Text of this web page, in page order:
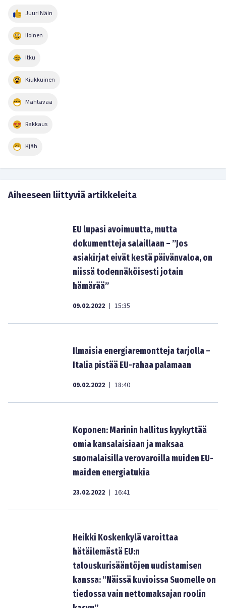
Juuri Näin
Iloinen
Itku
Kiukkuinen
Mahtavaa
Rakkaus
Kjäh
Aiheeseen liittyviä artikkeleita
EU lupasi avoimuutta, mutta
dokumentteja salaillaan – ”Jos
asiakirjat eivät kestä päivänvaloa, on
niissä todennäköisesti jotain
hämärää”
09.02.2022 | 15:35
Ilmaisia energiaremontteja tarjolla –
Italia pistää EU-rahaa palamaan
09.02.2022 | 18:40
Koponen: Marinin hallitus kyykyttää
omia kansalaisiaan ja maksaa
suomalaisilla verovaroilla muiden EU-
maiden energiatukia
23.02.2022 | 16:41
Heikki Koskenkylä varoittaa
hätäilemästä EU:n
talouskurisääntöjen uudistamisen
kanssa: ”Näissä kuvioissa Suomelle on
tiedossa vain nettomaksajan roolin